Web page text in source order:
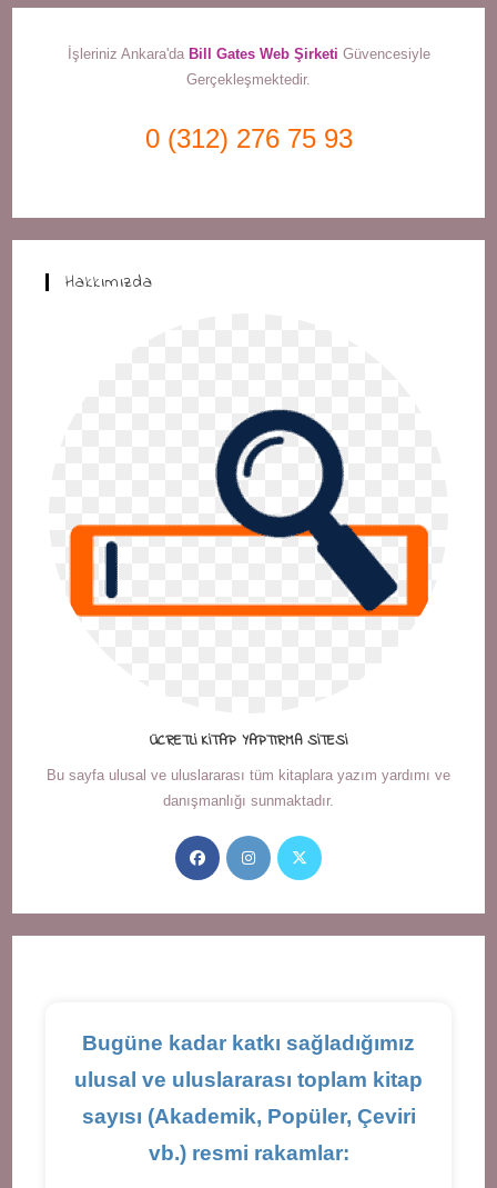
İşleriniz Ankara'da Bill Gates Web Şirketi Güvencesiyle
Gerçekleşmektedir.
0 (312) 276 75 93
Hakkımızda
ÜCRETLI KITAP YAPTIRMA SITESI
Bu sayfa ulusal ve uluslararası tüm kitaplara yazım yardımı ve
danışmanlığı sunmaktadır.
Opens
in
new
Opens
in
new
Opens
new
Bugüne kadar katkı sağladığımız
ulusal ve uluslararası toplam kitap
sayısı (Akademik, Popüler, Çeviri
vb.) resmi rakamlar: